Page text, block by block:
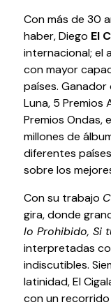
Agenda
Agenda
Suscríbete a la
Entradas
Histórico
Organiza
Espacios
Tour Virtual
Servicios
Organizar evento
Testimonios
Con más de 30
haber, Diego El
internacional; el
con mayor
países. Ganador
Luna, 5 Premios
Premios Ondas,
millones de
diferentes
sobre los
Con su trabajo
gira, donde
lo Prohibido, Si
interpretadas
indiscutibles.
latinidad, El
con un